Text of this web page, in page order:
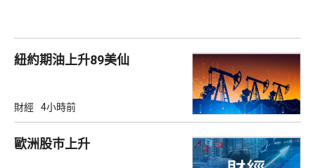
紐約期油上升89美仙
財經 4小時前
歐洲股巿上升